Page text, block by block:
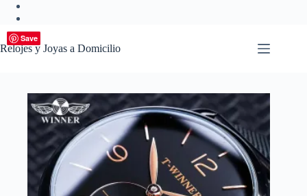
Relojes y Joyas a Domicilio
Save
Save